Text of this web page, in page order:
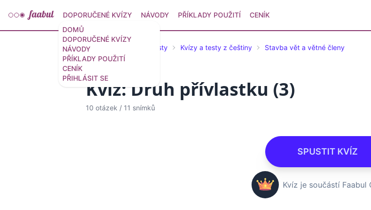
DOMŮ
DOPORUČENÉ KVÍZY
NÁVODY
PŘÍKLADY POUŽITÍ
CENÍK
PŘIHLÁSIT SE
DOPORUČENÉ KVÍZY NÁVODY PŘÍKLADY POUŽITÍ CENÍK
Doporučené kvízy a testy Kvízy a testy z češtiny Stavba vět a větné členy
Kvíz: Druh přívlastku (3)
10 otázek / 11 snímků
SPUSTIT KVÍZ
Kvíz je součástí Faabul